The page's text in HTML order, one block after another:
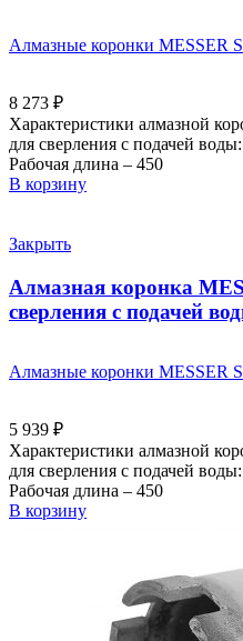
Алмазные коронки MESSER
8 273 ₽
Характеристики алмазной
для сверления с подачей
Рабочая длина – 450
В корзину
Закрыть
Алмазная коронка
сверления с подачей
Алмазные коронки MESSER
5 939 ₽
Характеристики алмазной
для сверления с подачей
Рабочая длина – 450
В корзину